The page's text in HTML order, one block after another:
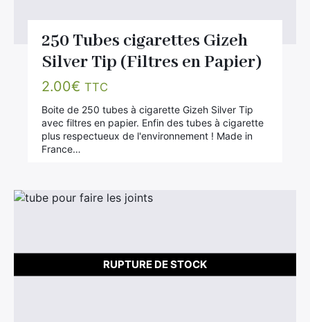
250 Tubes cigarettes Gizeh
Silver Tip (Filtres en Papier)
2.00€ TTC
Boite de 250 tubes à cigarette Gizeh Silver Tip
avec filtres en papier. Enfin des tubes à cigarette
plus respectueux de l'environnement ! Made in
France…
RUPTURE DE STOCK